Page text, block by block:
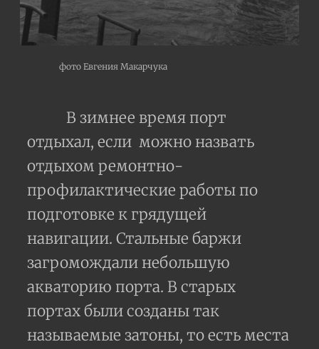
фото Евгения Макарчука
В зимнее время порт
отдыхал, если можно назвать
отдыхом ремонтно-
профилактические работы по
подготовке к грядущей
навигации. Стальные баржи
загромождали небольшую
акваторию порта. В старых
портах были созданы так
называемые затоны, то есть места